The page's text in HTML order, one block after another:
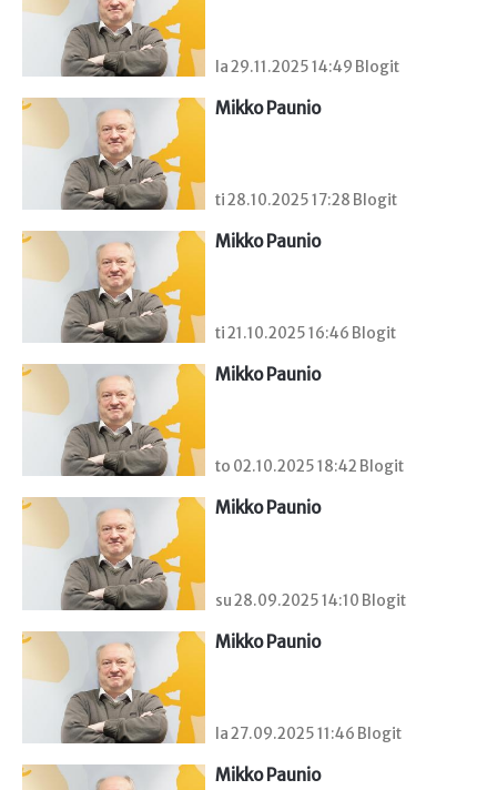
la 29.11.2025 14:49 Blogit
Mikko Paunio
ti 28.10.2025 17:28 Blogit
Mikko Paunio
ti 21.10.2025 16:46 Blogit
Mikko Paunio
to 02.10.2025 18:42 Blogit
Mikko Paunio
su 28.09.2025 14:10 Blogit
Mikko Paunio
la 27.09.2025 11:46 Blogit
Mikko Paunio